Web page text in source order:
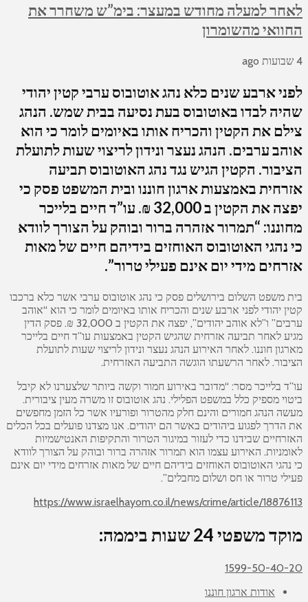
לאחר למעלה מחודש במעצר: בימ”ש משחרר את
החוואי מהשומרון
4 שבועות ago
לפני ארבע שנים כלא נהג אוטובוס ערבי קטין יהודי
שהיה לבדו באוטובוס בעת נסיעה בבית שמש. הנהג
צילם את הקטין והכריח אותו באיומים לומר כי הוא
אוהב ערבים. הנהג נעצר ונידון לריצוי שעות לתועלת
הציבור. הקטין הגיש נגד נהג האוטובוס תביעה
אזרחית באמצעות ארגון חוננו ובית המשפט פסק כי
יפצה את הקטין ב 32,000 ₪. עו”ד חיים בלייכר
מחוננו: “תמרור אזהרה ברור ובוהק על הצורך לוודא
כי נהגי האוטובוס האוחזים בידיהם חיים של מאות
אזרחים מידי יום אינם פעילי טרור”.
בית משפט השלום בירושלים פסק כי נהג אוטובוס ערבי אשר כלא ברכבו
קטין יהודי לפני ארבע שנים והכריח אותו באיומים לומר כי הוא “אוהב
ערבים” ו”לא אוהב יהודים”, יפצה את הקטין ב 32,000 ₪. פסק הדין
מגיע לאחר תביעה אזרחית שהגיש הקטין באמצעות עו”ד חיים בלייכר
מארגון חוננו. לאחר האירוע הנהג נעצר ונידון לריצוי שעות לתועלת
הציבור. לאחר הרשעתו הוגשה התביעה האזרחית.
עו”ד בלייכר מסר: “מדובר באירוע חמור וקשה ביותר שלצערנו לא קיבל
ביטוי מספיק כלל במשפט הפלילי. נהג אוטובוס זו משרה מעין ציבורית.
מעשה הנהג חמורים והינם חלק מהטרור ופורעיו אשר כל הזמן מחפשים
את הדרך לפגוע ביהודים באשר הם יהודים. אנו מצדנו פועלים בכל הכלים
האזרחיים שבידנו כדי לעזור במיגור הטרור והתקיפות האנטישמיות
לאומניות. האירוע עצמו הוא תמרור אזהרה ברור ובוהק על הצורך לוודא
כי נהגי האוטובוס האוחזים בידיהם חיים של מאות אזרחים מידי יום אינם
פעילי טרור או חס ושלום מחבלים”.
https://www.israelhayom.co.il/news/crime/article/18876113
מוקד משפטי 24 שעות ביממה:
1599-50-40-20
אודות ארגון חוננו